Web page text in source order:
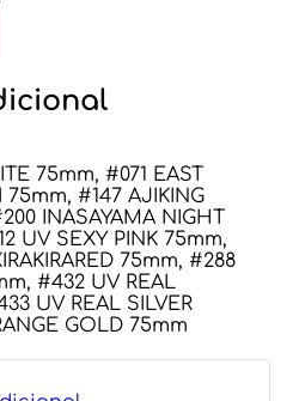
75mm, #071 EAST
75mm, #147 AJIKING
INASAYAMA NIGHT
UV SEXY PINK 75mm,
75mm, #288
#432 UV REAL
UV REAL SILVER
GOLD 75mm